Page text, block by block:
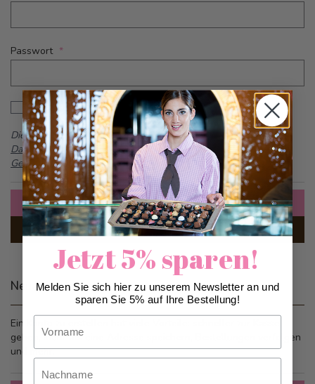
Passwort
Passwort anzeigen
Dieses Formular ist durch reCAPTCHA geschützt -Google
Datenschutzbestimmungenund
Allgemeine
Geschäftsbedingungen
Anmelden
Passwort vergessen?
Neue Kunden
Ein Konto zu erstellen hat viele Vorteile: schneller zur Kasse
gehen, mehr als eine Adresse speichern, Bestellungen verfolgen
und mehr.
Jetzt 5% sparen!
Melden Sie sich hier zu unserem Newsletter an und
sparen Sie 5% auf Ihre Bestellung!
Nachname